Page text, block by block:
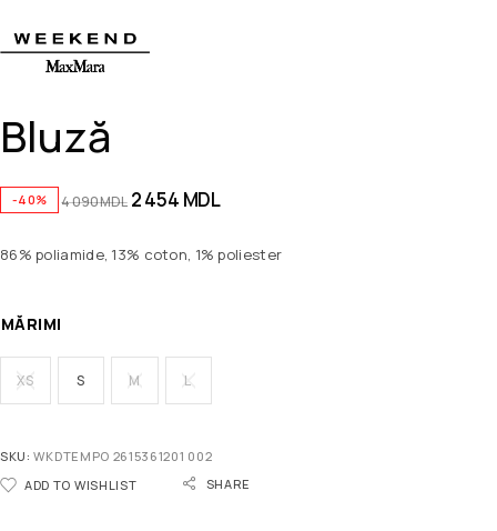
Bluză
-40% 4 090MDL 2 454 MDL
86% poliamide, 13% coton, 1% poliester
MĂRIMI
XS S M L
SKU:WKDTEMPO 2615361201 002
ADD TO WISHLIST
SHARE